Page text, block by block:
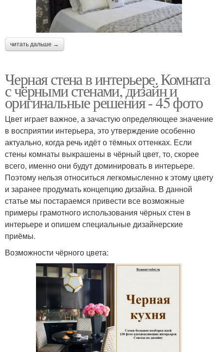
читать дальше →
Черная стена в интерьере. Комната
с чёрными стенами, дизайн и
оригинальные решения - 45 фото
Цвет играет важное, а зачастую определяющее значение
в восприятии интерьера, это утверждение особенно
актуально, когда речь идёт о тёмных оттенках. Если
стены комнаты выкрашены в чёрный цвет, то, скорее
всего, именно они будут доминировать в интерьере.
Поэтому нельзя относиться легкомысленно к этому цвету
и заранее продумать концепцию дизайна. В данной
статье мы постараемся привести все возможные
примеры грамотного использования чёрных стен в
интерьере и опишем специальные дизайнерские
приёмы.
Возможности чёрного цвета: